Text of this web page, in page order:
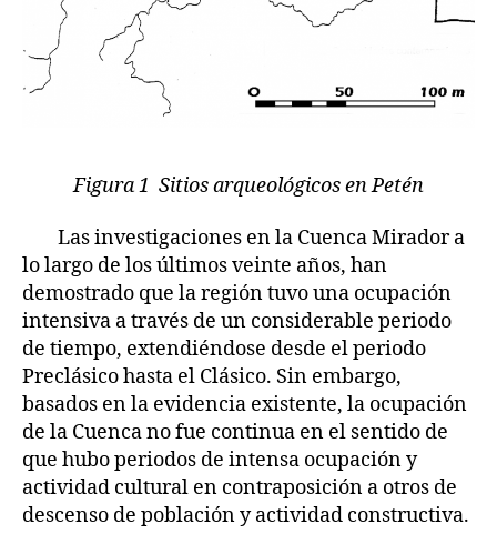
Figura 1 Sitios arqueológicos en Petén
Las investigaciones en la Cuenca Mirador a
lo largo de los últimos veinte años, han
demostrado que la región tuvo una ocupación
intensiva a través de un considerable periodo
de tiempo, extendiéndose desde el periodo
Preclásico hasta el Clásico. Sin embargo,
basados en la evidencia existente, la ocupación
de la Cuenca no fue continua en el sentido de
que hubo periodos de intensa ocupación y
actividad cultural en contraposición a otros de
descenso de población y actividad constructiva.